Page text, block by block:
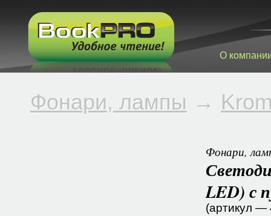
О
Фонари, лампы →
Фонари,
LED) с
(артикул —